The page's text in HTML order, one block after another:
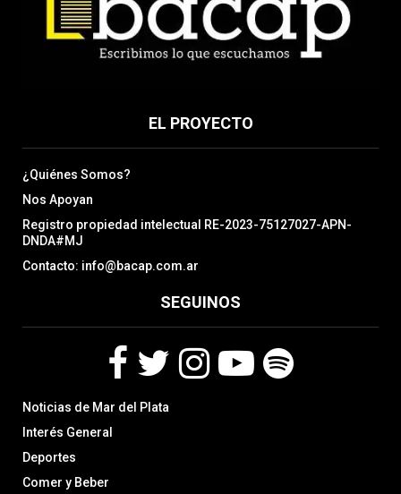
EL PROYECTO
¿Quiénes Somos?
Nos Apoyan
Registro propiedad intelectual RE-2023-75127027-APN-
DNDA#MJ
Contacto: info@bacap.com.ar
SEGUINOS
a
c
o
w
Noticias de Mar del Plata
Interés General
Deportes
Comer y Beber